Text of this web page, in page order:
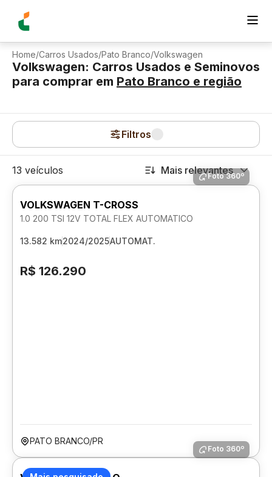
Home/Carros Usados/Pato Branco/Volkswagen
Volkswagen: Carros Usados e Seminovos
para comprar em Pato Branco e região
Filtros
13 veículos Mais relevantes
Foto 360º
VOLKSWAGEN T-CROSS
1.0 200 TSI 12V TOTAL FLEX AUTOMATICO
13.582 km2024/2025AUTOMAT.
R$ 126.290
PATO BRANCO/PR
Foto 360º